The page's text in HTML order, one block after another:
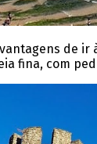
de ir
fina, com